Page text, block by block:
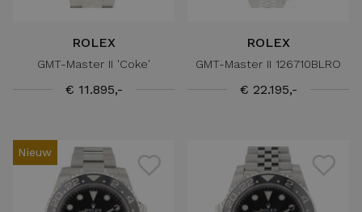
ROLEX
GMT-Master II 'Coke'
€ 11.895,-
ROLEX
GMT-Master II 126710BLRO
€ 22.195,-
Nieuw